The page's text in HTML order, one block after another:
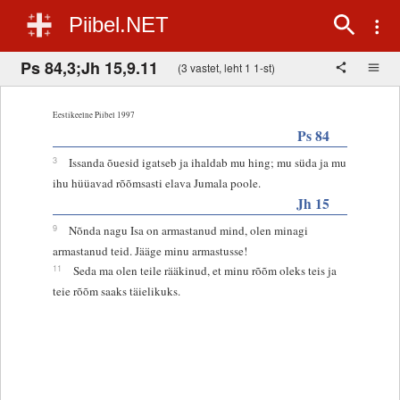
Piibel.NET
Ps 84,3;Jh 15,9.11 (3 vastet, leht 1 1-st)
Eestikeelne Piibel 1997
Ps 84
3
Issanda õuesid igatseb ja ihaldab mu hing; mu süda ja mu
ihu hüüavad rõõmsasti elava Jumala poole.
Jh 15
9
Nõnda nagu Isa on armastanud mind, olen minagi
armastanud teid. Jääge minu armastusse!
11
Seda ma olen teile rääkinud, et minu rõõm oleks teis ja
teie rõõm saaks täielikuks.